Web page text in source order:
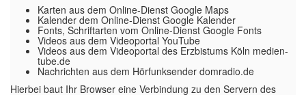
Karten aus dem Online-Dienst Google Maps
Kalender dem Online-Dienst Google Kalender
Fonts, Schriftarten vom Online-Dienst Google Fonts
Videos aus dem Videoportal YouTube
Videos aus dem Videoportal des Erzbistums Köln medien-
tube.de
Nachrichten aus dem Hörfunksender domradio.de
Hierbei baut Ihr Browser eine Verbindung zu den Servern des